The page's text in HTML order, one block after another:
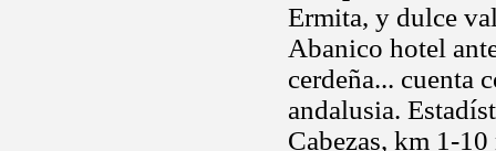
Ermita, y dulce
Abanico hotel
cerdeña... cuenta
andalusia.
Cabezas, km 1-